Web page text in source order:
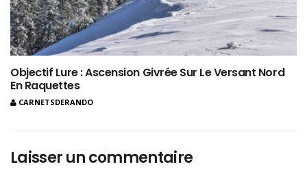
Objectif Lure : Ascension Givrée Sur Le Versant Nord
En Raquettes
CARNETSDERANDO
Laisser un commentaire